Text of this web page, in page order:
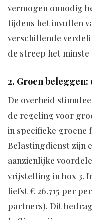
vermogen onnodig
tijdens het invullen
verschillende
de streep het
2. Groen
De overheid
de regeling voor
in specifieke groene
Belastingdienst zijn
aanzienlijke
vrijstelling in box 3.
liefst € 26.715 per
partners). Dit